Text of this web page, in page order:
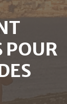
POUR